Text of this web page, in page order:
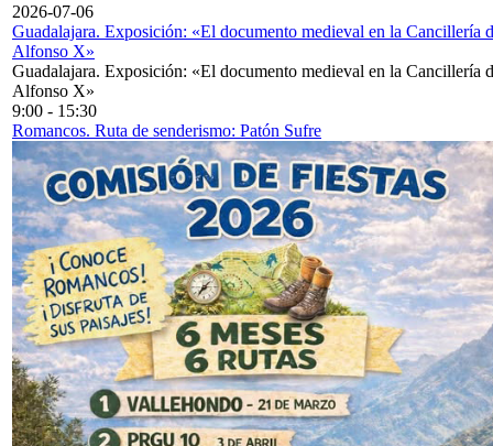
2026-07-06
Guadalajara. Exposición: «El documento medieval en la Cancillería
Alfonso X»
Guadalajara. Exposición: «El documento medieval en la Cancillería
Alfonso X»
9:00 - 15:30
Romancos. Ruta de senderismo: Patón Sufre